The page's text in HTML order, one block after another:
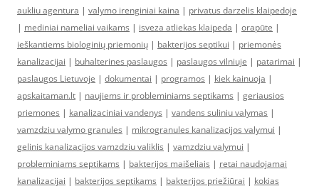
aukliu agentura | valymo irenginiai kaina | privatus darzelis klaipedoje
| mediniai nameliai vaikams | isveza atliekas klaipeda | orapūte |
ieškantiems biologinių priemonių | bakterijos septikui | priemonės
kanalizacijai | buhalterines paslaugos | paslaugos vilniuje | patarimai |
paslaugos Lietuvoje | dokumentai | programos | kiek kainuoja |
apskaitaman.lt | naujiems ir probleminiams septikams | geriausios
priemones | kanalizaciniai vandenys | vandens suliniu valymas |
vamzdziu valymo granules | mikrogranules kanalizacijos valymui |
gelinis kanalizacijos vamzdziu valiklis | vamzdziu valymui |
probleminiams septikams | bakterijos maišeliais | retai naudojamai
kanalizacijai | bakterijos septikams | bakterijos priežiūrai | kokias